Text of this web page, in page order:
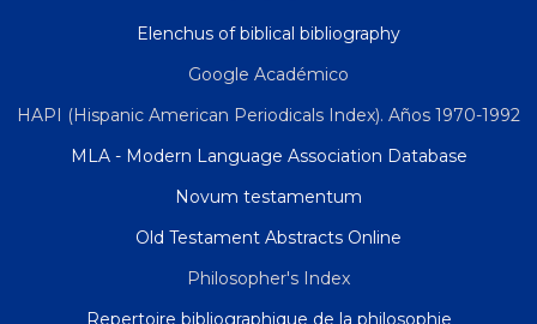
Elenchus of biblical bibliography
Google Académico
HAPI (Hispanic American Periodicals Index). Años 1970-1992
MLA - Modern Language Association Database
Novum testamentum
Old Testament Abstracts Online
Philosopher's Index
Repertoire bibliographique de la philosophie